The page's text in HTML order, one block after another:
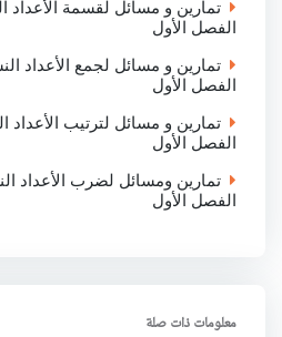
تمارين و مسائل لقسمة الأعداد
الفصل الأول
تمارين و مسائل لجمع الأعداد
الفصل الأول
تمارين و مسائل لترتيب الأعداد
الفصل الأول
تمارين ومسائل لضرب الأعداد
الفصل الأول
معلومات ذات صلة